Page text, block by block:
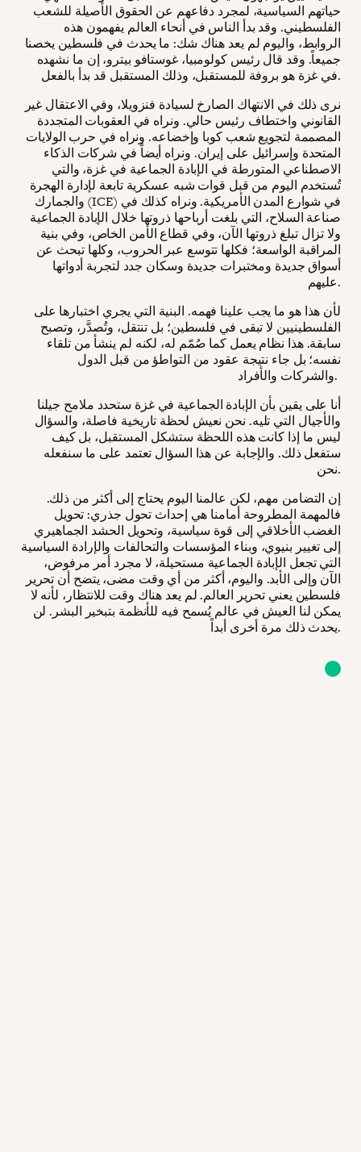
حياتهم السياسية، لمجرد دفاعهم عن الحقوق الأصيلة للشعب
الفلسطيني. وقد بدأ الناس في أنحاء العالم يفهمون هذه
الروابط، واليوم لم يعد هناك شك: ما يحدث في فلسطين يخصنا
جميعاً. وقد قال رئيس كولومبيا، غوستافو بيترو، إن ما نشهده
في غزة هو بروفة للمستقبل، وذلك المستقبل قد بدأ بالفعل.
نرى ذلك في الانتهاك الصارخ لسيادة فنزويلا، وفي الاعتقال غير
القانوني واختطاف رئيس حالي. ونراه في العقوبات المتجددة
المصممة لتجويع شعب كوبا وإخضاعه. ونراه في حرب الولايات
المتحدة وإسرائيل على إيران. ونراه أيضاً في شركات الذكاء
الاصطناعي المتورطة في الإبادة الجماعية في غزة، والتي
تُستخدم اليوم من قبل قوات شبه عسكرية تابعة لإدارة الهجرة
والجمارك (ICE) في شوارع المدن الأمريكية. ونراه كذلك في
صناعة السلاح، التي بلغت أرباحها ذروتها خلال الإبادة الجماعية
ولا تزال تبلغ ذروتها الآن، وفي قطاع الأمن الخاص، وفي بنية
المراقبة الواسعة؛ فكلها تتوسع عبر الحروب، وكلها تبحث عن
أسواق جديدة ومختبرات جديدة وسكان جدد لتجربة أدواتها
عليهم.
لأن هذا هو ما يجب علينا فهمه. البنية التي يجري اختبارها على
الفلسطينيين لا تبقى في فلسطين؛ بل تنتقل، وتُصدَّر، وتصبح
سابقة. هذا نظام يعمل كما صُمّم له، لكنه لم ينشأ من تلقاء
نفسه؛ بل جاء نتيجة عقود من التواطؤ من قبل الدول
والشركات والأفراد.
أنا على يقين بأن الإبادة الجماعية في غزة ستحدد ملامح جيلنا
والأجيال التي تليه. نحن نعيش لحظة تاريخية فاصلة، والسؤال
ليس ما إذا كانت هذه اللحظة ستشكل المستقبل، بل كيف
ستفعل ذلك. والإجابة عن هذا السؤال تعتمد على ما سنفعله
نحن.
إن التضامن مهم، لكن عالمنا اليوم يحتاج إلى أكثر من ذلك.
فالمهمة المطروحة أمامنا هي إحداث تحول جذري: تحويل
الغضب الأخلاقي إلى قوة سياسية، وتحويل الحشد الجماهيري
إلى تغيير بنيوي، وبناء المؤسسات والتحالفات والإرادة السياسية
التي تجعل الإبادة الجماعية مستحيلة، لا مجرد أمر مرفوض،
الآن وإلى الأبد. واليوم، أكثر من أي وقت مضى، يتضح أن تحرير
فلسطين يعني تحرير العالم. لم يعد هناك وقت للانتظار، لأنه لا
يمكن لنا العيش في عالم يُسمح فيه للأنظمة بتبخير البشر. لن
يحدث ذلك مرة أخرى أبداً.